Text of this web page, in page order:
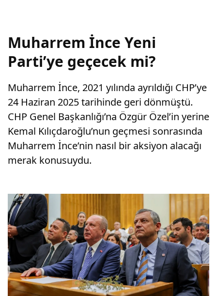
Muharrem İnce Yeni
Parti’ye geçecek mi?
Muharrem İnce, 2021 yılında ayrıldığı CHP’ye
24 Haziran 2025 tarihinde geri dönmüştü.
CHP Genel Başkanlığı’na Özgür Özel’in yerine
Kemal Kılıçdaroğlu’nun geçmesi sonrasında
Muharrem İnce’nin nasıl bir aksiyon alacağı
merak konusuydu.